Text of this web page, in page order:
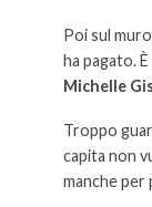
Poi sul
ha pagato.
Michelle
Troppo
capita non
manche per